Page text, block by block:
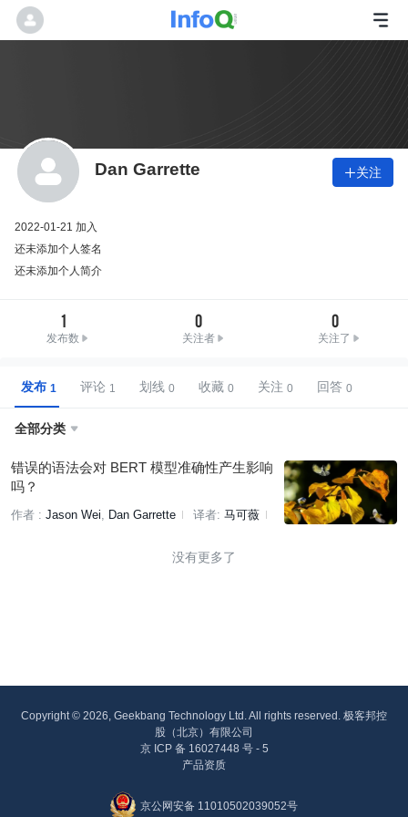
Dan Garrette 关注
2022-01-21 加入
还未添加个人签名
还未添加个人简介
1
发布数
0
关注者
0
关注了
发布 评论 划线 收藏 关注 回答
全部分类 
错误的语法会对 BERT 模型准确性产生影响
吗？
作者 : Jason Wei Dan Garrette 译者: 马可薇
没有更多了
Copyright © 2026, Geekbang Technology Ltd. All rights reserved. 极客邦控
股（北京）有限公司
京 ICP 备 16027448 号 - 5
产品资质
京公网安备 11010502039052号